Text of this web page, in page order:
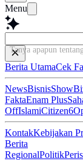
Menu
Tanya apapun
Berita UtamaCek
NewsBisnis
FaktaEnam Plus
OffIslamiCitizen6
KontakKebijakan
Berita
RegionalPolitik